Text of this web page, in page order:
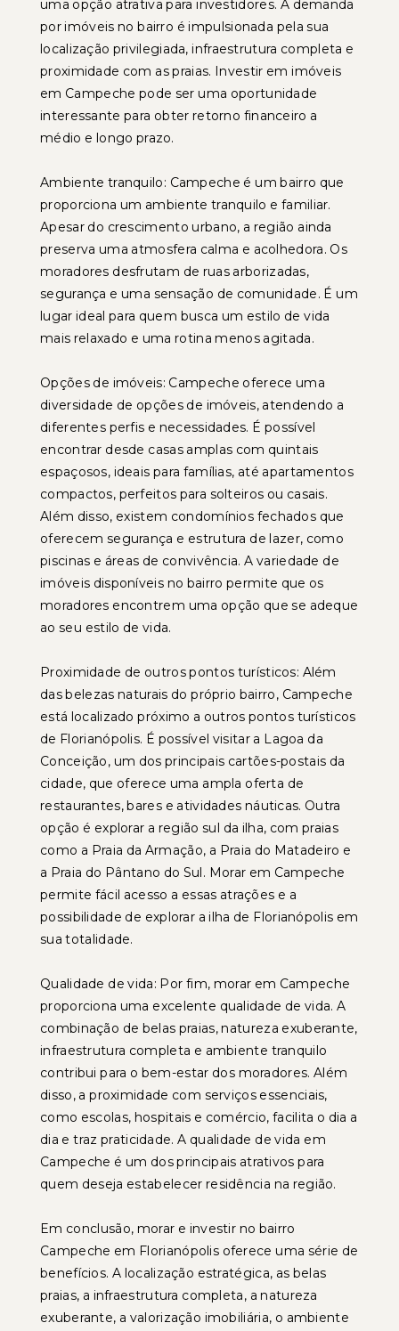
uma opção atrativa para investidores. A demanda
por imóveis no bairro é impulsionada pela sua
localização privilegiada, infraestrutura completa e
proximidade com as praias. Investir em imóveis
em Campeche pode ser uma oportunidade
interessante para obter retorno financeiro a
médio e longo prazo.
Ambiente tranquilo: Campeche é um bairro que
proporciona um ambiente tranquilo e familiar.
Apesar do crescimento urbano, a região ainda
preserva uma atmosfera calma e acolhedora. Os
moradores desfrutam de ruas arborizadas,
segurança e uma sensação de comunidade. É um
lugar ideal para quem busca um estilo de vida
mais relaxado e uma rotina menos agitada.
Opções de imóveis: Campeche oferece uma
diversidade de opções de imóveis, atendendo a
diferentes perfis e necessidades. É possível
encontrar desde casas amplas com quintais
espaçosos, ideais para famílias, até apartamentos
compactos, perfeitos para solteiros ou casais.
Além disso, existem condomínios fechados que
oferecem segurança e estrutura de lazer, como
piscinas e áreas de convivência. A variedade de
imóveis disponíveis no bairro permite que os
moradores encontrem uma opção que se adeque
ao seu estilo de vida.
Proximidade de outros pontos turísticos: Além
das belezas naturais do próprio bairro, Campeche
está localizado próximo a outros pontos turísticos
de Florianópolis. É possível visitar a Lagoa da
Conceição, um dos principais cartões-postais da
cidade, que oferece uma ampla oferta de
restaurantes, bares e atividades náuticas. Outra
opção é explorar a região sul da ilha, com praias
como a Praia da Armação, a Praia do Matadeiro e
a Praia do Pântano do Sul. Morar em Campeche
permite fácil acesso a essas atrações e a
possibilidade de explorar a ilha de Florianópolis em
sua totalidade.
Qualidade de vida: Por fim, morar em Campeche
proporciona uma excelente qualidade de vida. A
combinação de belas praias, natureza exuberante,
infraestrutura completa e ambiente tranquilo
contribui para o bem-estar dos moradores. Além
disso, a proximidade com serviços essenciais,
como escolas, hospitais e comércio, facilita o dia a
dia e traz praticidade. A qualidade de vida em
Campeche é um dos principais atrativos para
quem deseja estabelecer residência na região.
Em conclusão, morar e investir no bairro
Campeche em Florianópolis oferece uma série de
benefícios. A localização estratégica, as belas
praias, a infraestrutura completa, a natureza
exuberante, a valorização imobiliária, o ambiente